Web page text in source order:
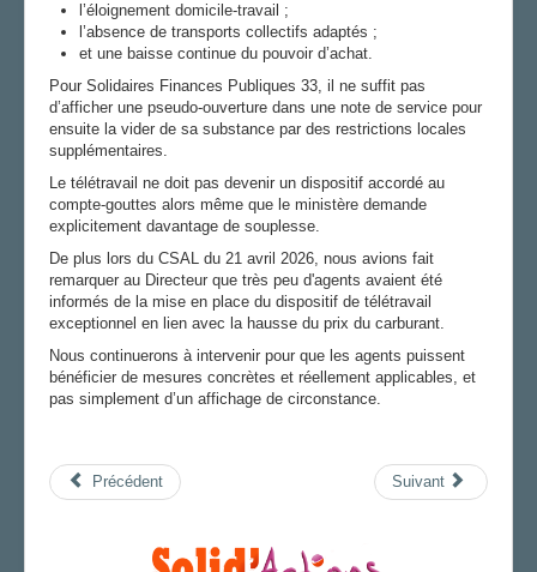
l’éloignement domicile-travail ;
l’absence de transports collectifs adaptés ;
et une baisse continue du pouvoir d’achat.
Pour Solidaires Finances Publiques 33, il ne suffit pas
d’afficher une pseudo-ouverture dans une note de service pour
ensuite la vider de sa substance par des restrictions locales
supplémentaires.
Le télétravail ne doit pas devenir un dispositif accordé au
compte-gouttes alors même que le ministère demande
explicitement davantage de souplesse.
De plus lors du CSAL du 21 avril 2026, nous avions fait
remarquer au Directeur que très peu d'agents avaient été
informés de la mise en place du dispositif de télétravail
exceptionnel en lien avec la hausse du prix du carburant.
Nous continuerons à intervenir pour que les agents puissent
bénéficier de mesures concrètes et réellement applicables, et
pas simplement d’un affichage de circonstance.
Précédent Suivant